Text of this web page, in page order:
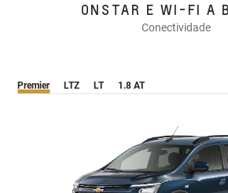
ONSTAR E WI-FI A
Conectividade
Premier LTZ LT 1.8 AT